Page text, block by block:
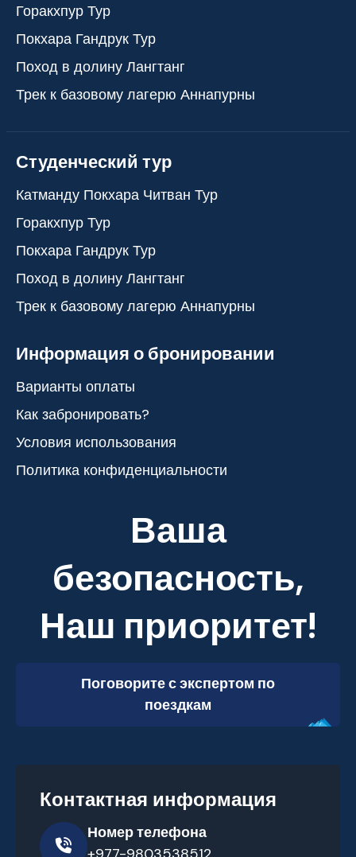
Горакхпур Тур
Покхара Гандрук Тур
Поход в долину Лангтанг
Трек к базовому лагерю Аннапурны
Студенческий тур
Катманду Покхара Читван Тур
Горакхпур Тур
Покхара Гандрук Тур
Поход в долину Лангтанг
Трек к базовому лагерю Аннапурны
Информация о бронировании
Варианты оплаты
Как забронировать?
Условия использования
Политика конфиденциальности
Ваша
безопасность,
Наш приоритет!
Поговорите с экспертом по
поездкам
Контактная информация
Номер телефона